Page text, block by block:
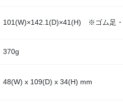
101(W)×142.1(D)×41(H) ※ゴム足
370g
48(W) x 109(D) x 34(H) mm